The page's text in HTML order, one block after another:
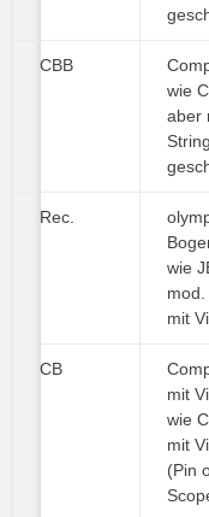
CBB
wie
aber
Rec.
wie
mit
CB
mit
wie
mit
(Pin